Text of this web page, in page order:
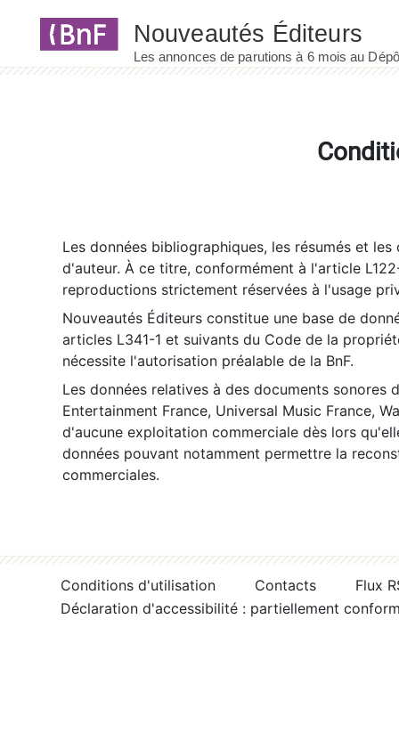
Les données bibliographiques, les résumés et
d'auteur. À ce titre, conformément à l'article
reproductions strictement réservées à l'usage
Nouveautés Éditeurs constitue une base de
articles L341-1 et suivants du Code de la
nécessite l'autorisation préalable de la BnF.
Les données relatives à des documents sonores
Entertainment France, Universal Music France,
d'aucune exploitation commerciale dès lors
données pouvant notamment permettre la
commerciales.
Conditions d'utilisation Contacts
Flux
Déclaration d'accessibilité : partiellement